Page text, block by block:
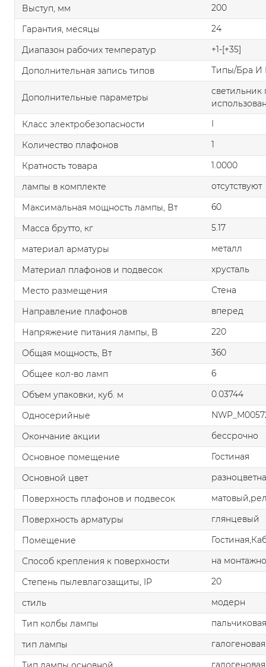
Выступ, мм
200
Гарантия, месяцы
24
Диапазон рабочих температур
+1-[+35]
Дополнительная запись типов
Типы/Бра И
Дополнительные параметры
светильник
Класс электробезопасности
I
Количество плафонов
1
Кратность товара
1.0000
лампы в комплекте
отсутствуют
Максимальная мощность лампы, Вт
60
Масса брутто, кг
5.17
материал арматуры
металл
Материал плафонов и подвесок
хрусталь
Место размещения
Стена
Направление плафонов
вперед
Напряжение питания лампы, В
220
Общая мощность, Вт
360
Общее кол-во ламп
6
Объем упаковки, куб. м
0.03744
Односерийные
Окончание акции
бессрочно
Основное помещение
Гостиная
Основной цвет
Поверхность плафонов и подвесок
Поверхность арматуры
глянцевый
Помещение
Способ крепления к поверхности
на
Степень пылевлагозащиты, IP
20
стиль
модерн
Тип колбы лампы
пальчиковая
тип лампы
галогеновая